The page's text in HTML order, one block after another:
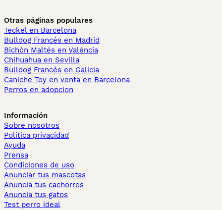
Otras páginas populares
Teckel en Barcelona
Bulldog Francés en Madrid
Bichón Maltés en València
Chihuahua en Sevilla
Bulldog Francés en Galicia
Caniche Toy en venta en Barcelona
Perros en adopcion
Información
Sobre nosotros
Politica privacidad
Ayuda
Prensa
Condiciones de uso
Anunciar tus mascotas
Anuncia tus cachorros
Anuncia tus gatos
Test perro ideal